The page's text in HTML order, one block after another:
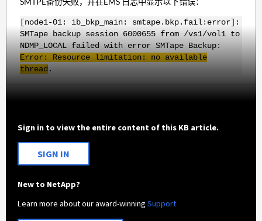
[node1-01: ib_bkp_main: smtape.bkp.fail:error]:
SMTape backup session 6000655 from /vs1/vol1 to
NDMP_LOCAL failed with error SMTape Backup:
Error: Resource limitation: no available
thread .
Sign in to view the entire content of this KB article.
SIGN IN
New to NetApp?
Learn more about our award-winningSupport